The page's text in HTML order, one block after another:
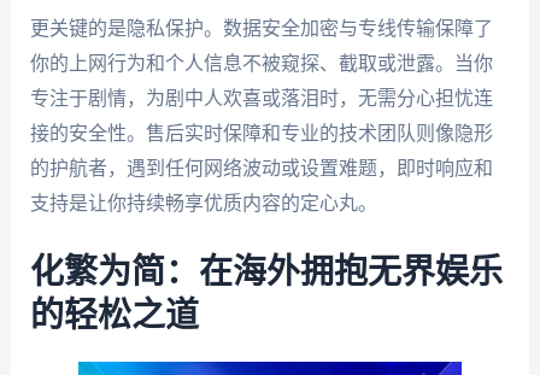
更关键的是隐私保护。数据安全加密与专线传输保障了
你的上网行为和个人信息不被窥探、截取或泄露。当你
专注于剧情，为剧中人欢喜或落泪时，无需分心担忧连
接的安全性。售后实时保障和专业的技术团队则像隐形
的护航者，遇到任何网络波动或设置难题，即时响应和
支持是让你持续畅享优质内容的定心丸。
化繁为简：在海外拥抱无界娱乐
的轻松之道